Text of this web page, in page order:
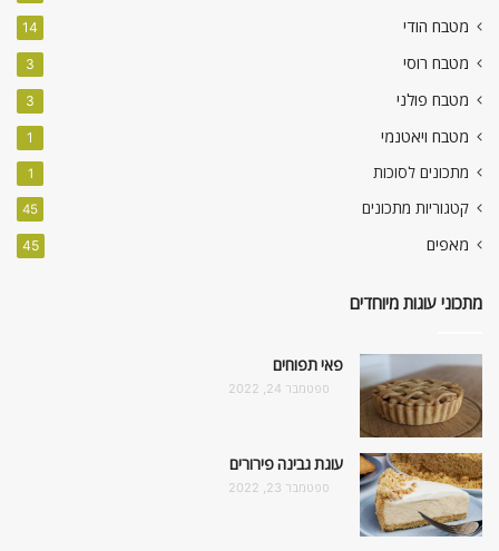
מטבח הודי 14
מטבח רוסי 3
מטבח פולני 3
מטבח ויאטנמי 1
מתכונים לסוכות 1
קטגוריות מתכונים 45
מאפים 45
מתכוני עוגות מיוחדים
פאי תפוחים
ספטמבר 24, 2022
עוגת גבינה פירורים
ספטמבר 23, 2022